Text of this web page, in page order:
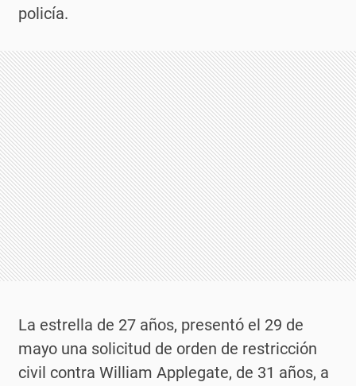
policía.
La estrella de 27 años, presentó el 29 de
mayo una solicitud de orden de restricción
civil contra William Applegate, de 31 años, a